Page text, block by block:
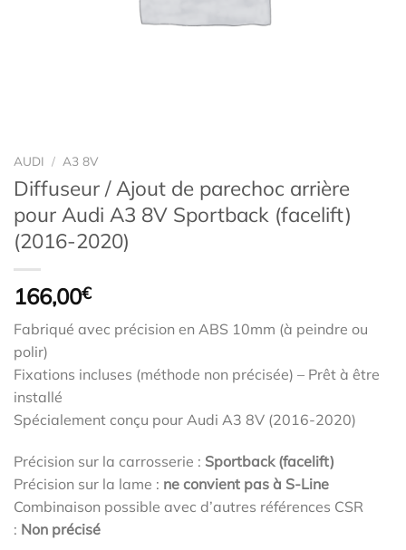
AUDI / A3 8V
Diffuseur / Ajout de parechoc arrière
pour Audi A3 8V Sportback (facelift)
(2016-2020)
166,00€
Fabriqué avec précision en ABS 10mm (à peindre ou
polir)
Fixations incluses (méthode non précisée) – Prêt à être
installé
Spécialement conçu pour Audi A3 8V (2016-2020)
Précision sur la carrosserie : Sportback (facelift)
Précision sur la lame : ne convient pas à S-Line
Combinaison possible avec d’autres références CSR
: Non précisé